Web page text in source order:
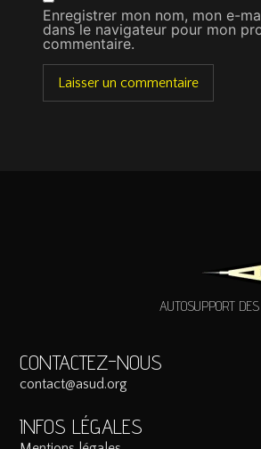
Enregistrer mon nom, mon e-
dans le navigateur pour mon
commentaire.
AUTOSUPPORT
CONTACTEZ-NOUS
contact@asud.org
INFOS LÉGALES